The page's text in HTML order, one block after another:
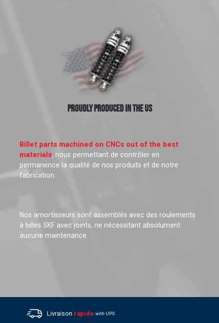
PROUDLY PRODUCED IN THE US
Billet parts machined on CNCs out of the best
materials, nous permettant de contrôler en
permanence la qualité de nos produits et de notre
fabrication.
Nos amortisseurs sont assemblés avec des roulements
à billes SKF avec joints, ne nécessitant absolument
aucune maintenance. .
Livraison rapide with UPS